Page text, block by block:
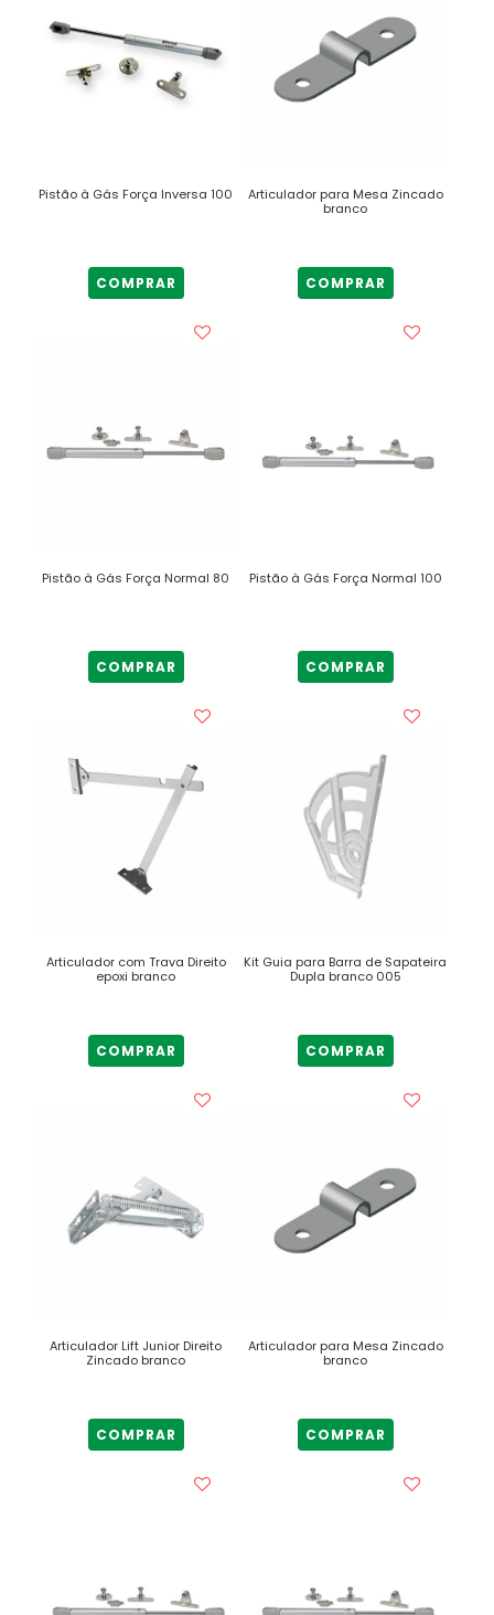
Pistão à Gás Força Inversa 100
COMPRAR
Articulador para Mesa Zincado
branco
COMPRAR
Pistão à Gás Força Normal 80
COMPRAR
Pistão à Gás Força Normal 100
COMPRAR
Articulador com Trava Direito
epoxi branco
COMPRAR
Kit Guia para Barra de Sapateira
Dupla branco 005
COMPRAR
Articulador Lift Junior Direito
Zincado branco
COMPRAR
Articulador para Mesa Zincado
branco
COMPRAR